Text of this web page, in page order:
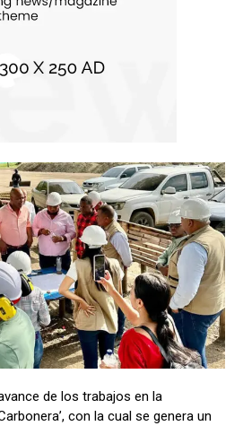
de los trabajos en la
con la cual se genera un